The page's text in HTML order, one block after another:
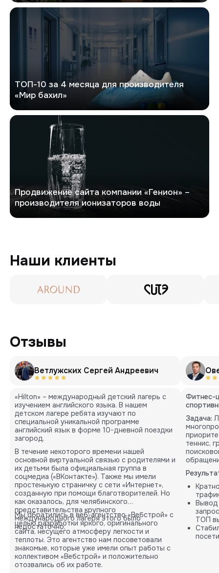
Мир бахил
ТОП-10 за 4 месяца для производителя
«Мир бахил»
Генион
Продвижение сайта компании «Генион» –
производителя ионизаторов воды
Наши клиенты
Отзывы
Ветлужских Сергей Андреевич
«Hilton» – международный детский лагерь с
изучением английского языка. В нашем
детском лагере ребята изучают по
специальной уникальной программе
английский язык в форме 10-дневной поездки
загород.
В течение некоторого времени нашей
основной виртуальной связью с родителями и
их детьми была официальная группа в
соцмедиа («ВКонтакте»). Также мы имели
простенькую страничку с сети «Интернет»,
созданную при помощи благотворителей. Но
как оказалось, для челябинского
представительства крупного
международного лагеря этого было
недостаточно.
Мы обратились в веб-агентство «Вебстрой» с
целью разработки яркого, оригинального
сайта, несущего атмосферу легкости и
теплоты. Это агентство нам посоветовали
знакомые, которые уже имели опыт работы с
коллективом «Вебстрой» и положительно
отозвались об их работе.
Фитнес-
Задача:
теннис,
ТОП